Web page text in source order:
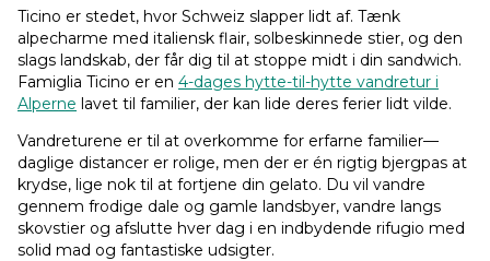
Ticino er stedet, hvor Schweiz slapper lidt af. Tænk
alpecharme med italiensk flair, solbeskinnede stier, og den
slags landskab, der får dig til at stoppe midt i din sandwich.
Famiglia Ticino er en 4-dages hytte-til-hytte vandretur i
Alperne lavet til familier, der kan lide deres ferier lidt vilde.
Vandreturene er til at overkomme for erfarne familier—
daglige distancer er rolige, men der er én rigtig bjergpas at
krydse, lige nok til at fortjene din gelato. Du vil vandre
gennem frodige dale og gamle landsbyer, vandre langs
skovstier og afslutte hver dag i en indbydende rifugio med
solid mad og fantastiske udsigter.